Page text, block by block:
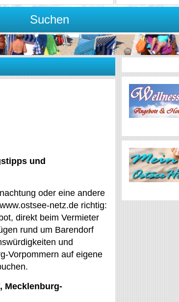
Suchen
und
oder eine andere
netz.de richtig:
direkt beim Vermieter
rund um Barendorf
und
Vorpommern auf eigene
Mecklenburg-